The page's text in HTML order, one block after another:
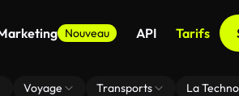
Nouveau API Tarifs
Voyage Transports La